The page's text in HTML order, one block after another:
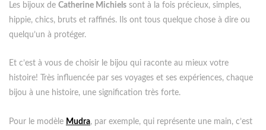
Les bijoux de Catherine Michiels sont à la fois précieux, simples,
hippie, chics, bruts et raffinés. Ils ont tous quelque chose à dire ou
quelqu’un à protéger.
Et c’est à vous de choisir le bijou qui raconte au mieux votre
histoire! Très influencée par ses voyages et ses expériences, chaque
bijou à une histoire, une signification très forte.
Pour le modèle Mudra, par exemple, qui représente une main, c’est